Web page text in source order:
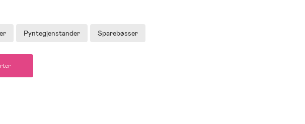
Pyntegjenstander Sparebøsser